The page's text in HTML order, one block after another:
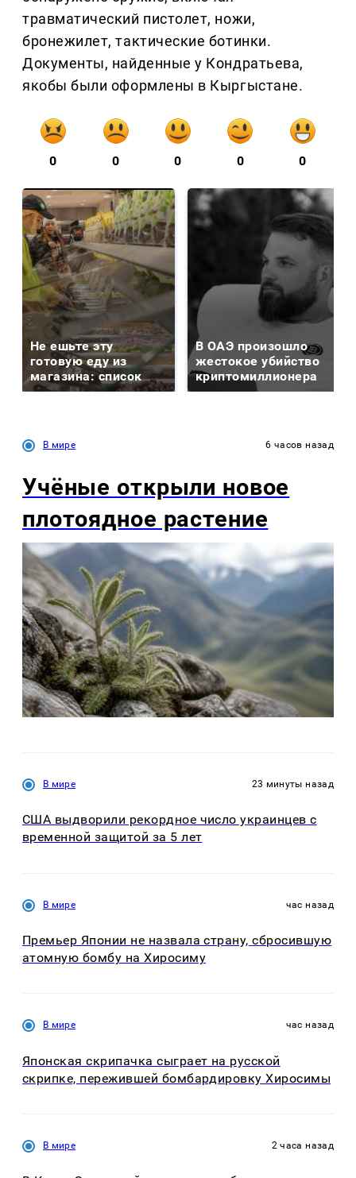
травматический пистолет, ножи,
бронежилет, тактические ботинки.
Документы, найденные у Кондратьева,
якобы были оформлены в Кыргыстане.
0 0 0 0 0
Не ешьте эту
готовую еду из
магазина: список
В ОАЭ произошло
жестокое убийство
криптомиллионера
В мире 6 часов назад
Учёные открыли новое
плотоядное растение
В мире 23 минуты назад
США выдворили рекордное число украинцев с
временной защитой за 5 лет
В мире час назад
Премьер Японии не назвала страну, сбросившую
атомную бомбу на Хиросиму
В мире час назад
Японская скрипачка сыграет на русской
скрипке, пережившей бомбардировку Хиросимы
В мире 2 часа назад